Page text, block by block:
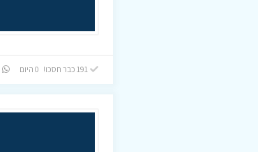
191 כבר חסכו! 0 היום